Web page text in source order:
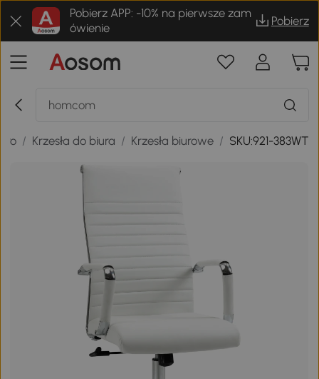
Pobierz APP: -10% na pierwsze zam
ówienie
Pobierz
/ Krzesła do biura / Krzesła biurowe / SKU:921-383WT